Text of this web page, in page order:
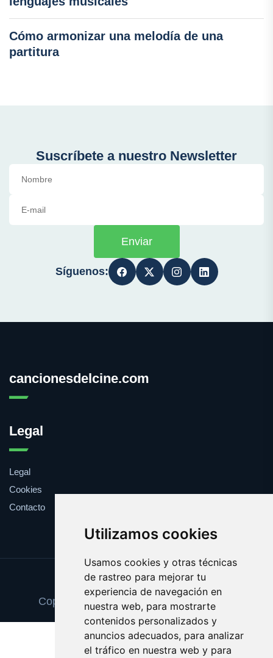
Utilizamos cookies
Usamos cookies y otras técnicas
de rastreo para mejorar tu
experiencia de navegación en
nuestra web, para mostrarte
contenidos personalizados y
anuncios adecuados, para analizar
el tráfico en nuestra web y para
Cómo armonizar una melodía de una
partitura
Suscríbete a nuestro Newsletter
Enviar
Síguenos:
cancionesdelcine.com
Legal
Legal
Cookies
Contacto
Update cookies preferences
Copyright © 2025 cancionesdelcine.com